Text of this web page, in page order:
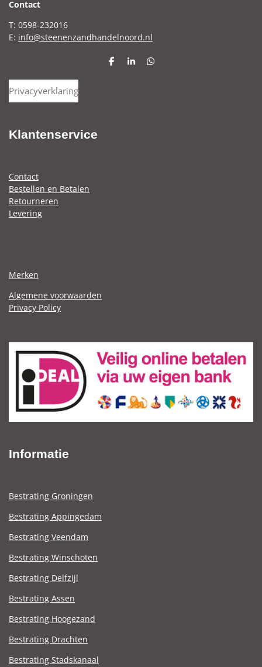
Contact
T: 0598-232016
E: info@steenenzandhandelnoord.nl
D
S
D
Privacyverklaring
Klantenservice
Contact
Bestellen en Betalen
Retourneren
Levering
Merken
Algemene voorwaarden
Privacy Policy
Informatie
Bestrating Groningen
Bestrating Appingedam
Bestrating Veendam
Bestrating Winschoten
Bestrating Delfzijl
Bestrating Assen
Bestrating Hoogezand
Bestrating Drachten
Bestrating Stadskanaal